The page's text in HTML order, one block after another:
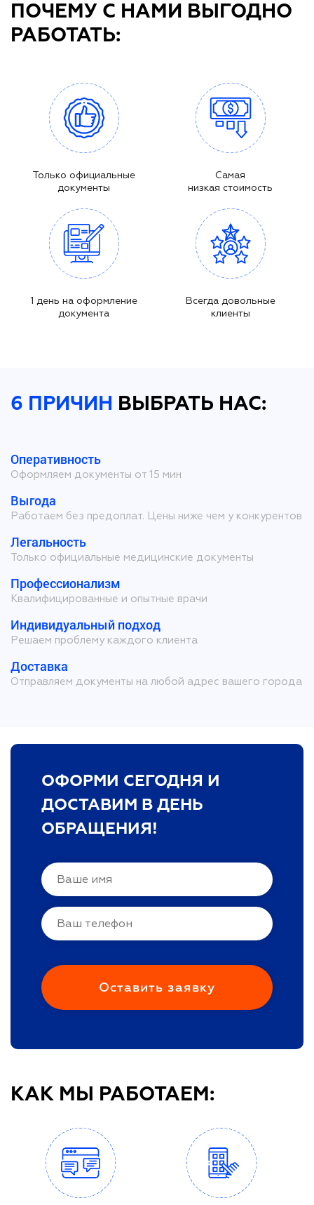
ПОЧЕМУ С НАМИ ВЫГОДНО
РАБОТАТЬ:
Только официальные
документы
Самая
низкая стоимость
1 день на оформление
документа
Всегда довольные
клиенты
6 ПРИЧИН ВЫБРАТЬ НАС:
Оперативность
Оформляем документы от 15 мин
Выгода
Работаем без предоплат. Цены ниже чем у конкурентов
Легальность
Только официальные медицинские документы
Профессионализм
Квалифицированные и опытные врачи
Индивидуальный подход
Решаем проблему каждого клиента
Доставка
Отправляем документы на любой адрес вашего города
ОФОРМИ СЕГОДНЯ И
ДОСТАВИМ В ДЕНЬ
ОБРАЩЕНИЯ!
КАК МЫ РАБОТАЕМ: